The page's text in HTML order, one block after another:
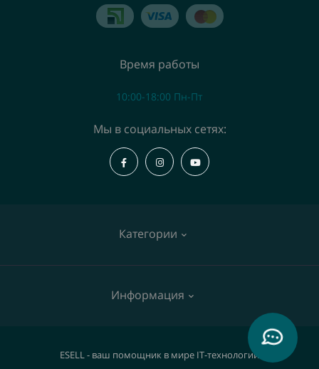
Категории
Видеокамеры
Информация
Время работы
10:00-18:00 Пн-Пт
Мы в социальных сетях:
ESELL - ваш помощник в мире IT-технологий